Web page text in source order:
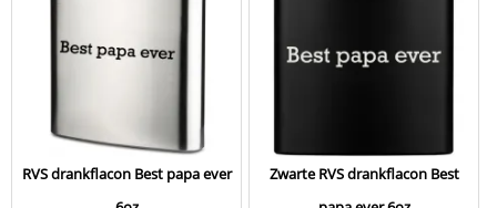
RVS drankflacon Best papa ever
Zwarte RVS drankflacon Best